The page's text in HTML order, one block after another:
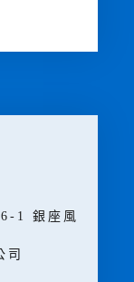
1 銀座風
司